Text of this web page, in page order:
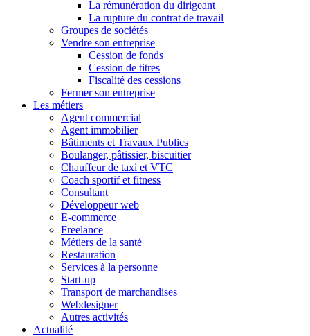
La rémunération du dirigeant
La rupture du contrat de travail
Groupes de sociétés
Vendre son entreprise
Cession de fonds
Cession de titres
Fiscalité des cessions
Fermer son entreprise
Les métiers
Agent commercial
Agent immobilier
Bâtiments et Travaux Publics
Boulanger, pâtissier, biscuitier
Chauffeur de taxi et VTC
Coach sportif et fitness
Consultant
Développeur web
E-commerce
Freelance
Métiers de la santé
Restauration
Services à la personne
Start-up
Transport de marchandises
Webdesigner
Autres activités
Actualité